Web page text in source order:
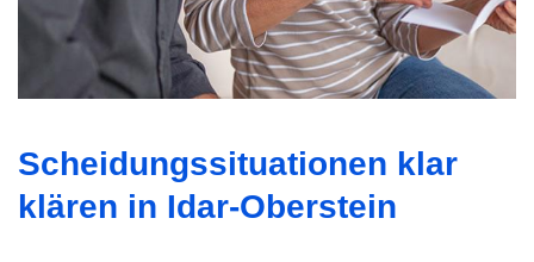
Scheidungssituationen klar
klären in Idar-Oberstein